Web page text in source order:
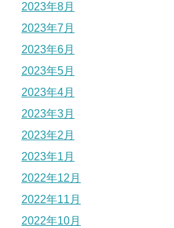
2023年8月
2023年7月
2023年6月
2023年5月
2023年4月
2023年3月
2023年2月
2023年1月
2022年12月
2022年11月
2022年10月